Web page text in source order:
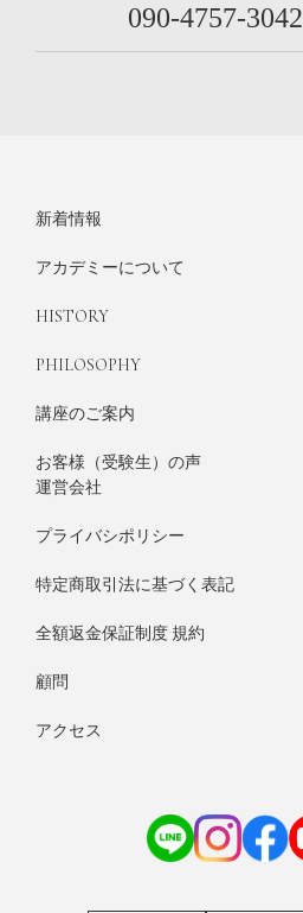
090-4757-3042
新着情報
アカデミーについて
HISTORY
PHILOSOPHY
講座のご案内
お客様（受験生）の声
運営会社
プライバシポリシー
特定商取引法に基づく表記
全額返金保証制度 規約
顧問
アクセス